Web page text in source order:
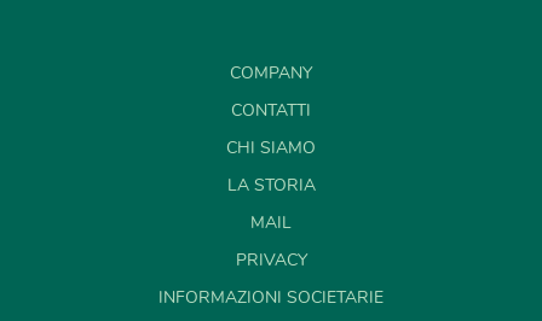
COMPANY
CONTATTI
CHI SIAMO
LA STORIA
MAIL
PRIVACY
INFORMAZIONI SOCIETARIE